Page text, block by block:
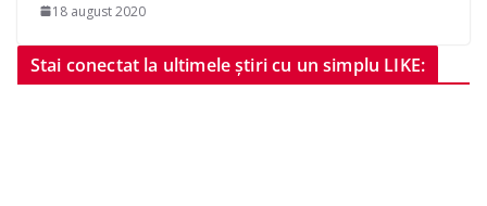
18 august 2020
Stai conectat la ultimele știri cu un simplu LIKE: